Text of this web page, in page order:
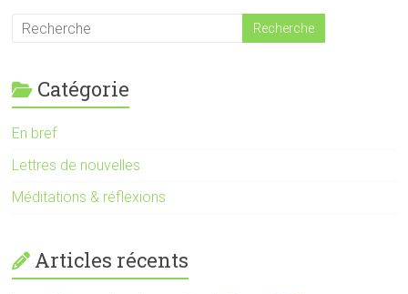
Catégorie
En bref
Lettres de nouvelles
Méditations & réflexions
Articles récents